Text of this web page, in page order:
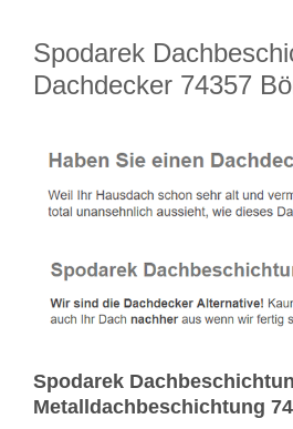
Spodarek
Dachdecker 74357
Spodarek
Metalldachbeschichtung